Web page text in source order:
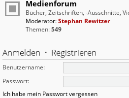
Medienforum
Bücher, Zeitschriften, -Ausschnitte,
Moderator:Stephan Rewitzer
Themen:549
Anmelden • Registrieren
Benutzername:
Passwort:
Ich habe mein Passwort vergessen